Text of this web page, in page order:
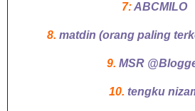
7:ABCMILO
8. matdin (orang paling
9. MSR
10. tengku